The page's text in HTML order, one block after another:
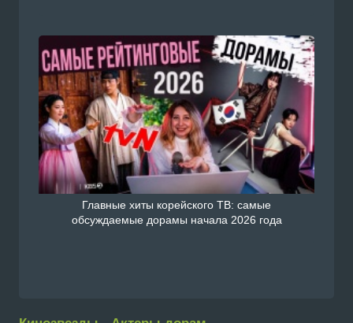
Главные хиты корейского ТВ: самые
обсуждаемые дорамы начала 2026 года